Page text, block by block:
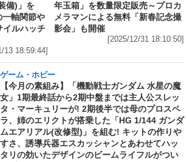
備)」を
軸関節や
イルハッチ
13 18:59:44]
年玉箱」を数量限定販売～プロカ
メラマンによる無料「新春記念撮
影会」も開催
[2025/12/31 18:10:50]
ゲーム・ホビー
【今月の素組み】「機動戦士ガンダム 水星の魔
女」1期最終話から2期中盤までは主人公スレッ
タ・マーキュリーが! 2期後半では母のプロスペ
ラ、姉のエリクトが搭乗した「HG 1/144 ガンダ
ムエアリアル(改修型)」を組む! キットの作りや
すさ、誘導兵器エスカッシャンとあわせてハッ
タリの効いたデザインのビームライフルがつい